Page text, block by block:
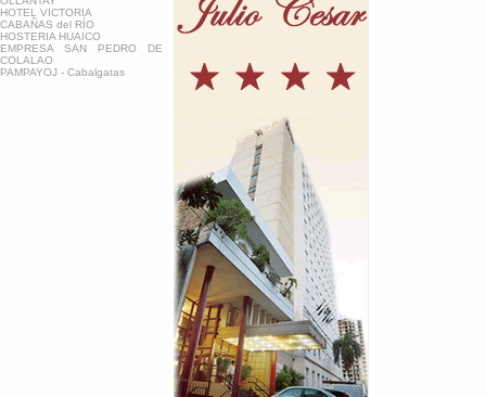
HOTEL VICTORIA
CABAÑAS del RÍO
HOSTERIA HUAICO
EMPRESA SAN PEDRO DE
COLALAO
PAMPAYOJ - Cabalgatas